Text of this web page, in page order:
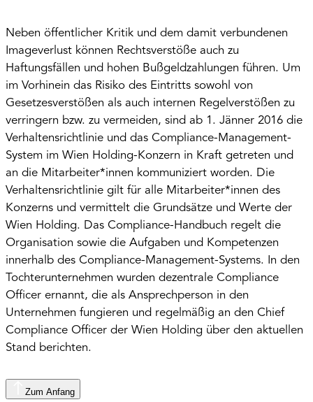
Neben öffentlicher Kritik und dem damit verbundenen
Imageverlust können Rechtsverstöße auch zu
Haftungsfällen und hohen Bußgeldzahlungen führen. Um
im Vorhinein das Risiko des Eintritts sowohl von
Gesetzesverstößen als auch internen Regelverstößen zu
verringern bzw. zu vermeiden, sind ab 1. Jänner 2016 die
Verhaltensrichtlinie und das Compliance-Management-
System im Wien Holding-Konzern in Kraft getreten und
an die Mitarbeiter*innen kommuniziert worden. Die
Verhaltensrichtlinie gilt für alle Mitarbeiter*innen des
Konzerns und vermittelt die Grundsätze und Werte der
Wien Holding. Das Compliance-Handbuch regelt die
Organisation sowie die Aufgaben und Kompetenzen
innerhalb des Compliance-Management-Systems. In den
Tochterunternehmen wurden dezentrale Compliance
Officer ernannt, die als Ansprechperson in den
Unternehmen fungieren und regelmäßig an den Chief
Compliance Officer der Wien Holding über den aktuellen
Stand berichten.
Zum Anfang